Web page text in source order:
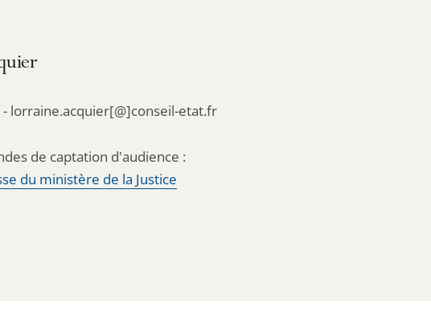
lorraine.acquier[@]conseil-etat.fr
de captation d'audience :
du ministère de la Justice